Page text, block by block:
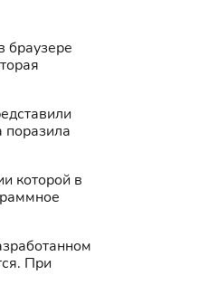
браузере
поразила
которой в
При